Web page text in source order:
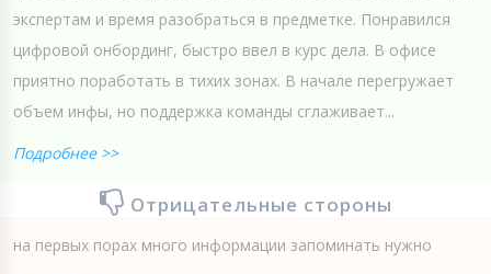
экспертам и время разобраться в предметке. Понравился
цифровой онбординг, быстро ввел в курс дела. В офисе
приятно поработать в тихих зонах. В начале перегружает
объем инфы, но поддержка команды сглаживает...
Подробнее >>
Отрицательные стороны
на первых порах много информации запоминать нужно